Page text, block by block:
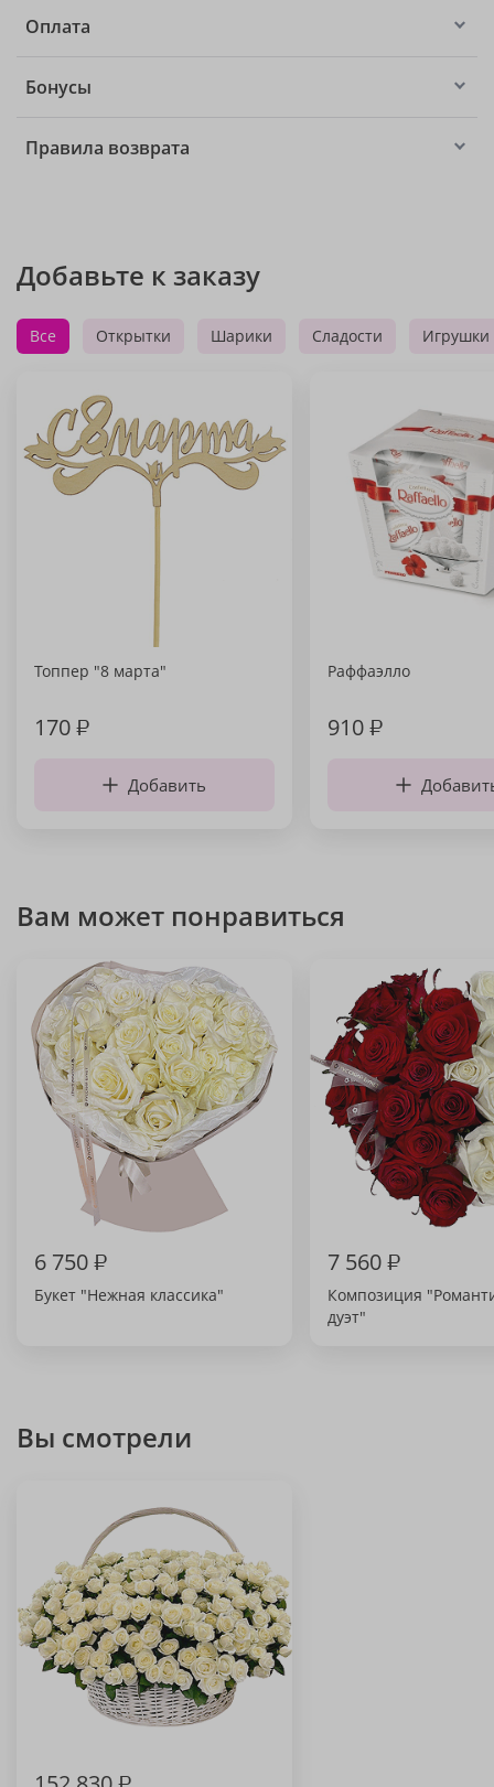
Оплата
Бонусы
Правила возврата
Добавьте к заказу
Все Открытки Шарики Сладости Игрушки
Топпер "8 марта"
170₽
Добавить
Раффаэлло
910₽
Вам может понравиться
6 750₽
Букет "Нежная классика"
7 560₽
Композиция
дуэт"
Вы смотрели